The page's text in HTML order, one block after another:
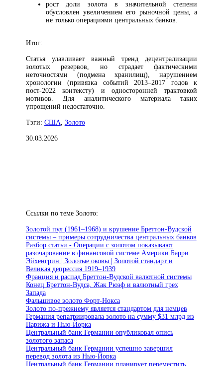
рост доли золота в значительной степени
обусловлен увеличением его рыночной цены, а
не только операциями центральных банков.
Итог:
Статья улавливает важный тренд децентрализации
золотых резервов, но страдает фактическими
неточностями (подмена хранилищ), нарушением
хронологии (привязка событий 2013–2017 годов к
пост-2022 контексту) и односторонней трактовкой
мотивов. Для аналитического материала таких
упрощений недостаточно.
Тэги: США Золото
30.03.2026
Ссылки по теме Золото:
Золотой пул (1961–1968) и крушение Бреттон-Вудской
системы – примеры сотрудничества центральных банков
Разбор статьи - Операции с золотом показывают
разочарование в финансовой системе Америки Барри
Эйхенгрин | Золотые оковы | Золотой стандарт и
Великая депрессия 1919–1939
Франция и распад Бреттон-Вудской валютной системы
Конец Бреттон-Вудса, Жак Рюэф и валютный грех
Запада
Фальшивое золото Форт-Нокса
Золото по-прежнему является стандартом для немцев
Германия репатриировала золото на сумму $31 млрд из
Парижа и Нью-Йорка
Центральный банк Германии опубликовал опись
золотого запаса
Центральный банк Германии успешно завершил
перевод золота из Нью-Йорка
Центральный банк Германии планирует переместить